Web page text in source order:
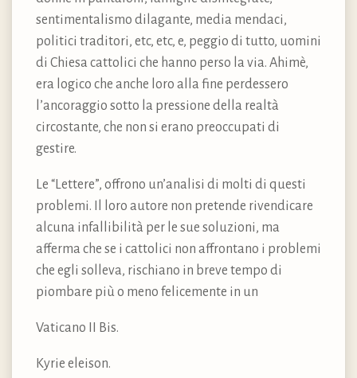
sentimentalismo dilagante, media mendaci,
politici traditori, etc, etc, e, peggio di tutto, uomini
di Chiesa cattolici che hanno perso la via. Ahimè,
era logico che anche loro alla fine perdessero
l’ancoraggio sotto la pressione della realtà
circostante, che non si erano preoccupati di
gestire.
Le “Lettere”, offrono un’analisi di molti di questi
problemi. Il loro autore non pretende rivendicare
alcuna infallibilità per le sue soluzioni, ma
afferma che se i cattolici non affrontano i problemi
che egli solleva, rischiano in breve tempo di
piombare più o meno felicemente in un
Vaticano II Bis.
Kyrie eleison.